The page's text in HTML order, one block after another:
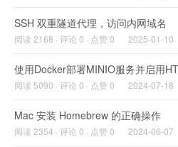
SSH 双重隧道代理，访问内网域名
阅读 2168 · 评论 0 · 点赞 0 2025-01-10
使用Docker部署MINIO服务并启用
阅读 5090 · 评论 0 · 点赞 0 2024-07-18
Mac 安装 Homebrew 的正确操作
阅读 2354 · 评论 0 · 点赞 0 2024-06-07